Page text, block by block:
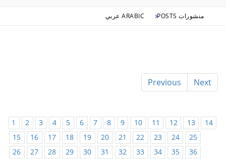
منشورات POSTS ARABIC عربي
Previous Next
1 2 3 4 5 6 7 8 9 10 11 12 13
14
15
16 17 18 19 20 21 22 23 24
25
26
27 28 29 30 31 32 33 34 35
36